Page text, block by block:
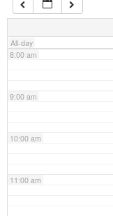
All-day
7:00 am
8:00 am
9:00 am
10:00 am
11:00 am